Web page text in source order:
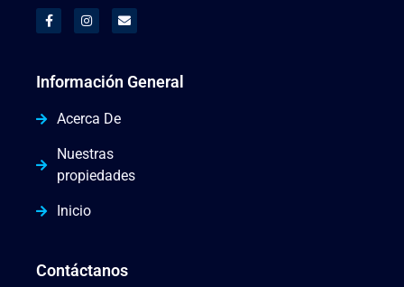
Información General
Acerca De
Nuestras
propiedades
Inicio
Contáctanos